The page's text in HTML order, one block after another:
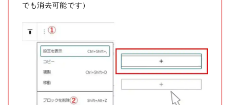
でも消去可能です）